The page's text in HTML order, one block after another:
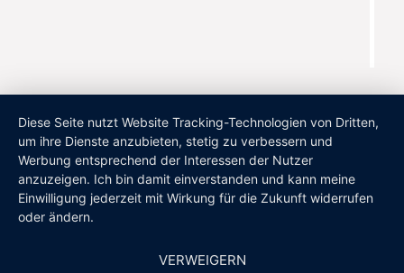
Diese Seite nutzt Website Tracking-Technologien von Dritten,
um ihre Dienste anzubieten, stetig zu verbessern und
Werbung entsprechend der Interessen der Nutzer
anzuzeigen. Ich bin damit einverstanden und kann meine
Einwilligung jederzeit mit Wirkung für die Zukunft widerrufen
oder ändern.
VERWEIGERN